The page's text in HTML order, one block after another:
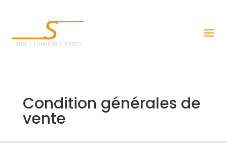
Condition générales de
vente